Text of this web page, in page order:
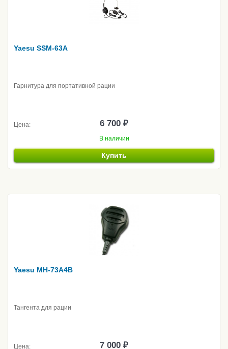
Yaesu SSM-63A
Гарнитура для портативной рации
Цена: 6 700 ₽
В наличии
Купить
Yaesu MH-73A4B
Тангента для рации
Цена: 7 000 ₽